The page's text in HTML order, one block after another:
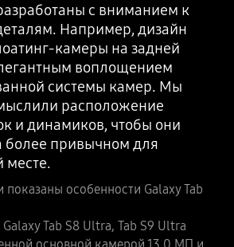
с вниманием к
Например, дизайн
камеры на задней
воплощением
системы камер. Мы
расположение
и динамиков, чтобы они
более привычном для
месте.
особенности Galaxy Tab
Tab S8 Ultra, Tab S9 Ultra
основной камерой 13.0 МП и